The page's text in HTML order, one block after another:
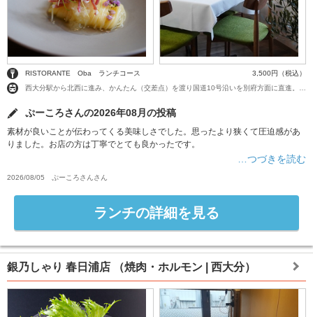
RISTORANTE Oba ランチコース
3,500円（税込）
ぷーころさんの2026年08月の投稿
素材が良いことが伝わってくる美味しさでした。思ったより狭くて圧迫感があ
りました。お店の方は丁寧でとても良かったです。
…つづきを読む
2026/08/05 ぷーころさん さん
ランチの詳細を見る
銀乃しゃり 春日浦店 （焼肉・ホルモン | 西大分）